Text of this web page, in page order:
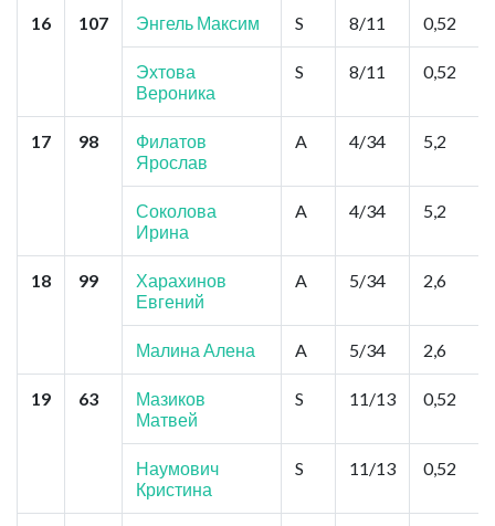
16 107 Энгель Максим S 8/11 0,52
Эхтова
Вероника
S 8/11 0,52
17 98
Филатов
Ярослав
A 4/34 5,2
Соколова
Ирина
A 4/34 5,2
18 99
Харахинов
Евгений
A 5/34 2,6
Малина Алена
A 5/34 2,6
19 63
Мазиков
Матвей
S 11/13 0,52
Наумович
Кристина
S 11/13 0,52